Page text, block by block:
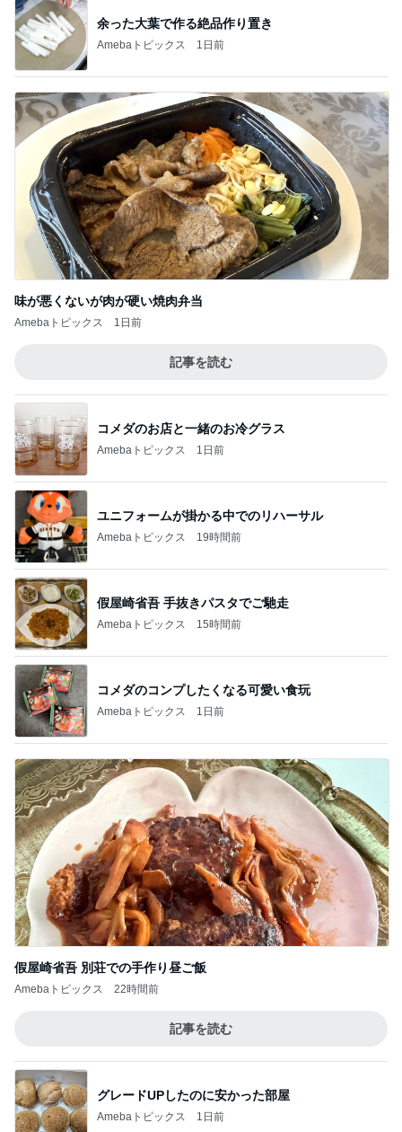
余った大葉で作る絶品作り置き
Amebaトピックス 1日前
味が悪くないが肉が硬い焼肉弁当
Amebaトピックス 1日前
記事を読む
コメダのお店と一緒のお冷グラス
Amebaトピックス 1日前
ユニフォームが掛かる中でのリハーサル
Amebaトピックス 19時間前
假屋崎省吾 手抜きパスタでご馳走
Amebaトピックス 15時間前
コメダのコンプしたくなる可愛い食玩
Amebaトピックス 1日前
假屋崎省吾 別荘での手作り昼ご飯
Amebaトピックス 22時間前
記事を読む
グレードUPしたのに安かった部屋
Amebaトピックス 1日前